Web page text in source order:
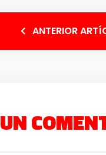
ANTERIOR
UN